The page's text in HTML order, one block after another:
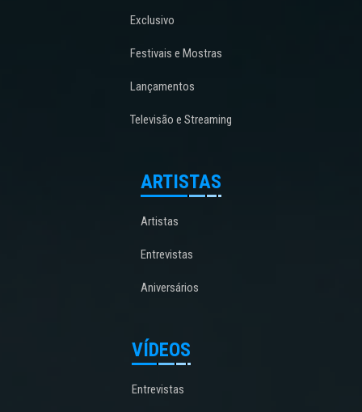
Exclusivo
Festivais e Mostras
Lançamentos
Televisão e Streaming
ARTISTAS
Artistas
Entrevistas
Aniversários
VÍDEOS
Entrevistas